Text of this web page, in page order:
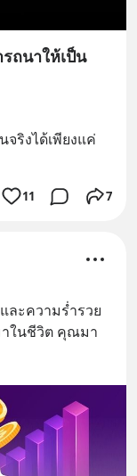
ถนาให้เป็น
ริงได้เพียงแค่
11 7
ละความร่ำรวย
าในชีวิต คุณมา